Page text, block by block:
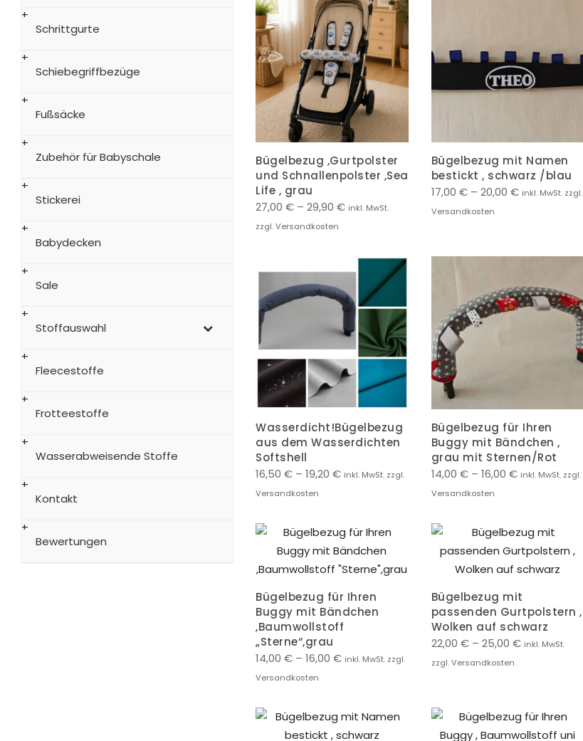
Bügelbezug ,Gurtpolster
und Schnallenpolster ,Sea
Life , grau
27,00 € – 29,90 € inkl. MwSt.
zzgl. Versandkosten
Bügelbezug mit Namen
bestickt , schwarz /blau
17,00 €– 20,00 € inkl. MwSt. zzgl.
Versandkosten
Wasserdicht!Bügelbezug
aus dem Wasserdichten
Softshell
16,50 € – 19,20 € inkl. MwSt. zzgl.
Versandkosten
Bügelbezug für Ihren
Buggy mit Bändchen ,
grau mit Sternen/Rot
14,00 €– 16,00 € inkl. MwSt. zzgl.
Versandkosten
Bügelbezug für Ihren
Buggy mit Bändchen
,Baumwollstoff
„Sterne“,grau
14,00 € – 16,00 € inkl. MwSt. zzgl.
Versandkosten
Bügelbezug mit
passenden Gurtpolstern ,
Wolken auf schwarz
22,00 €– 25,00 € inkl. MwSt.
zzgl. Versandkosten
Schrittgurte
Schiebegriffbezüge
Fußsäcke
Zubehör für Babyschale
Stickerei
Babydecken
Sale
Stoffauswahl
Fleecestoffe
Frotteestoffe
Wasserabweisende Stoffe
Kontakt
Bewertungen